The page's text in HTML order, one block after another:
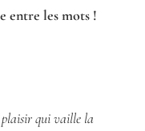
entre les mots !
plaisir qui vaille la